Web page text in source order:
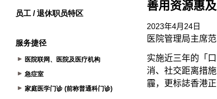
员工 / 退休职员特区
服务捷径
医院联网、医院及医疗机构
急症室
家庭医学门诊 (前称普通科门诊)